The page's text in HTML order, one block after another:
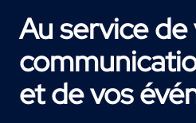
Au service
et de vos